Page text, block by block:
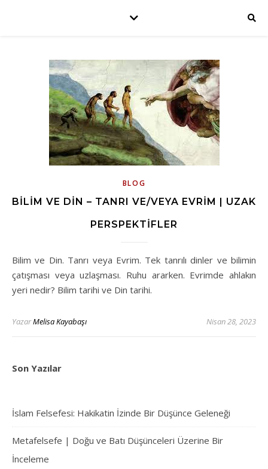
BLOG
BILIM VE DIN – TANRI VE/VEYA EVRIM | UZAK
PERSPEKTIFLER
Bilim ve Din. Tanrı veya Evrim. Tek tanrılı dinler ve bilimin
çatışması veya uzlaşması. Ruhu ararken. Evrimde ahlakın
yeri nedir? Bilim tarihi ve Din tarihi.
YazarMelisa Kayabaşı Nisan 28, 2023
Son Yazılar
İslam Felsefesi: Hakikatin İzinde Bir Düşünce Geleneği
Metafelsefe | Doğu ve Batı Düşünceleri Üzerine Bir
İnceleme